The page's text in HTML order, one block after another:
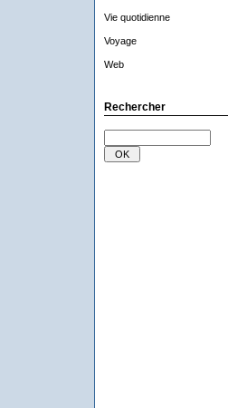
Vie quotidienne
Voyage
Web
Rechercher